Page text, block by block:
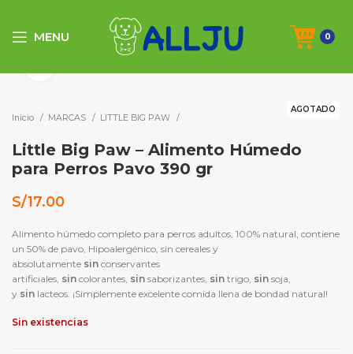
MENU 0
AGOTADO
Inicio MARCAS LITTLE BIG PAW
Little Big Paw – Alimento Húmedo
para Perros Pavo 390 gr
S/17.00
Alimento húmedo completo para perros adultos, 100% natural, contiene
un 50% de pavo, Hipoalergénico, sin cereales y
absolutamente sin conservantes
artificiales, sin colorantes, sin saborizantes, sin trigo, sin soja,
y sin lacteos. ¡Simplemente excelente comida llena de bondad natural!
Sin existencias